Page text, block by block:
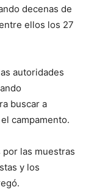
decenas de
ellos los 27
autoridades
buscar a
campamento.
las muestras
y los